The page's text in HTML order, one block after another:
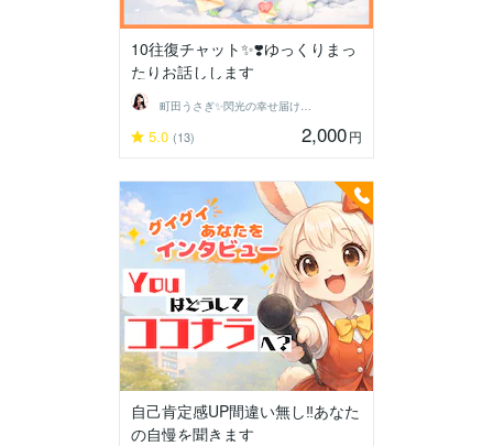
10往復チャット✨❣️ゆっくりまっ
たりお話しします
5.0 (13) 2,000円
自己肯定感UP間違い無し‼️あなた
の自慢を聞きます